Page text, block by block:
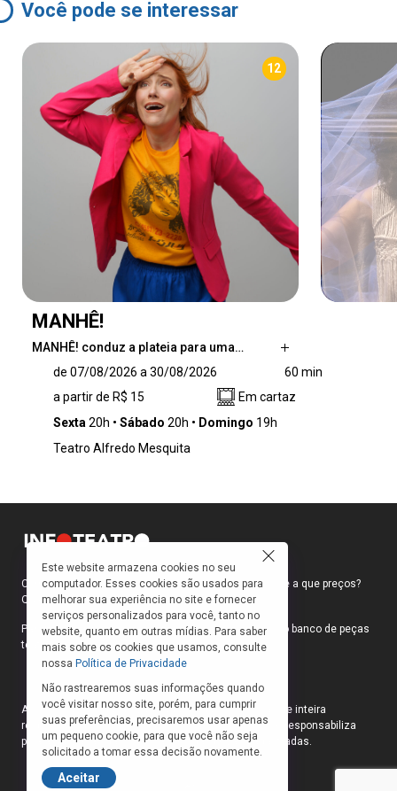
Você pode se interessar
12
MANHÊ!
MANHÊ! conduz a plateia para uma…
ao maravilhoso, misterioso, paradoxal e
assustador mundo da “maternagem” – esse
termo cunhado com precisão para deixar, na
mãe os cuidados e as responsabilidade sobre
de 07/08/2026 a 30/08/2026
60 min
a partir de R$ 15
Em cartaz
Sexta 20h Sábado 20h Domingo 19h
Teatro Alfredo Mesquita
Como faço para ir ao teatro? Onde compro ingressos e a que preços?
Quais peças estão em cartaz?
Para responder a essas e outras perguntas, criamos o banco de peças
teatrais do INFOTEATRO.
As informações das peças cadastradas no site são de inteira
responsabilidade das produções. O Infoteatro não se responsabiliza
pela atualização das informações das peças cadastradas.
Este website armazena cookies no seu
computador. Esses cookies são usados para
melhorar sua experiência no site e fornecer
serviços personalizados para você, tanto no
website, quanto em outras mídias. Para saber
mais sobre os cookies que usamos, consulte
nossa Política de Privacidade
Não rastrearemos suas informações quando
você visitar nosso site, porém, para cumprir
suas preferências, precisaremos usar apenas
um pequeno cookie, para que você não seja
solicitado a tomar essa decisão novamente.
Aceitar